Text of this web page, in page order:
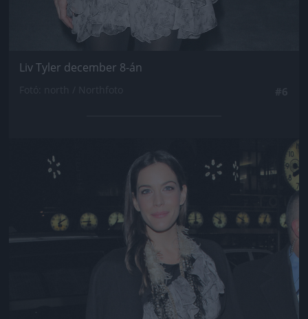
Liv Tyler december 8-án
Jön még kép!